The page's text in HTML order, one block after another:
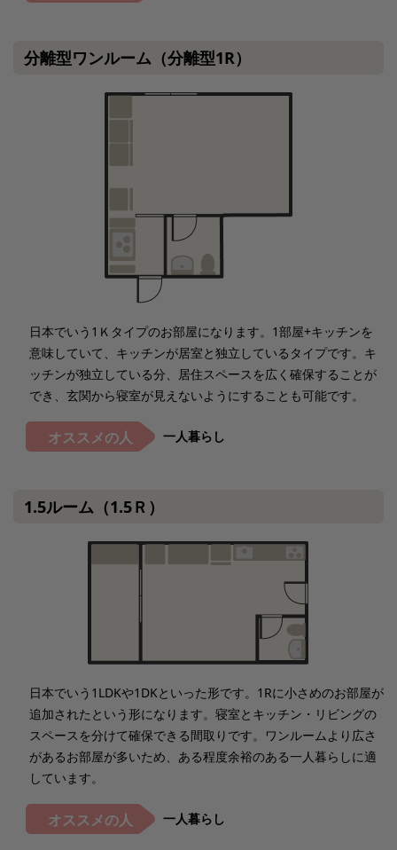
分離型ワンルーム（分離型1R）
日本でいう1Ｋタイプのお部屋になります。1部屋+キッチンを
意味していて、キッチンが居室と独立しているタイプです。キ
ッチンが独立している分、居住スペースを広く確保することが
でき、玄関から寝室が見えないようにすることも可能です。
オススメの人 一人暮らし
1.5ルーム（1.5Ｒ）
日本でいう1LDKや1DKといった形です。1Rに小さめのお部屋が
追加されたという形になります。寝室とキッチン・リビングの
スペースを分けて確保できる間取りです。ワンルームより広さ
があるお部屋が多いため、ある程度余裕のある一人暮らしに適
しています。
オススメの人 一人暮らし